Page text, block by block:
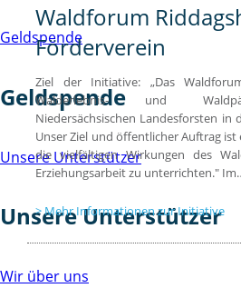
Geldspende
Geldspende
Unsere Unterstützer
Unsere Unterstützer
Wir über uns
Waldforum
Förderverein
Ziel der Initiative: „Das
Walderlebnis- und
Niedersächsischen Landesforsten in
Unser Ziel und öffentlicher Auftrag
die vielfältigen Wirkungen des
Erziehungsarbeit zu unterrichten."
Mehr Informationen zur Initiative